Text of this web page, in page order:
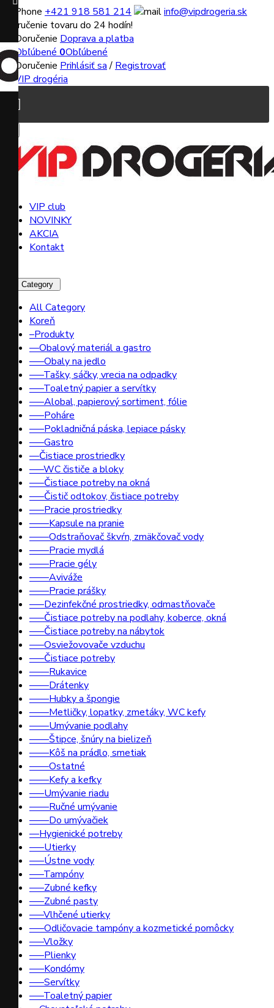
+421 918 581 214
info@vipdrogeria.sk
Doručenie tovaru do 24 hodín!
Doprava a platba
0Obľúbené
Prihlásiť sa/ Registrovať

VIP club
NOVINKY
AKCIA
Kontakt
All Category
All Category
Koreň
–Produkty
––Obalový materiál a gastro
–––Obaly na jedlo
–––Tašky, sáčky, vrecia na odpadky
–––Toaletný papier a servítky
–––Alobal, papierový sortiment, fólie
–––Poháre
–––Pokladničná páska, lepiace pásky
–––Gastro
––Čistiace prostriedky
–––WC čističe a bloky
–––Čistiace potreby na okná
–––Čistič odtokov, čistiace potreby
–––Pracie prostriedky
––––Kapsule na pranie
––––Odstraňovač škvŕn, zmäkčovač vody
––––Pracie mydlá
––––Pracie gély
––––Aviváže
––––Pracie prášky
–––Dezinfekčné prostriedky, odmastňovače
–––Čistiace potreby na podlahy, koberce, okná
–––Čistiace potreby na nábytok
–––Osviežovovače vzduchu
–––Čistiace potreby
––––Rukavice
––––Drátenky
––––Hubky a špongie
––––Metličky, lopatky, zmetáky, WC kefy
––––Umývanie podlahy
––––Štipce, šnúry na bielizeň
––––Kôš na prádlo, smetiak
––––Ostatné
––––Kefy a kefky
–––Umývanie riadu
––––Ručné umývanie
––––Do umývačiek
––Hygienické potreby
–––Utierky
–––Ústne vody
–––Tampóny
–––Zubné kefky
–––Zubné pasty
–––Vlhčené utierky
–––Odličovacie tampóny a kozmetické pomôcky
–––Vložky
–––Plienky
–––Kondómy
–––Servítky
–––Toaletný papier